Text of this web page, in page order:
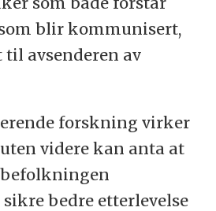
blir kommunisert,
avsenderen av
forskning virker
videre kan anta at
befolkningen
bedre etterlevelse